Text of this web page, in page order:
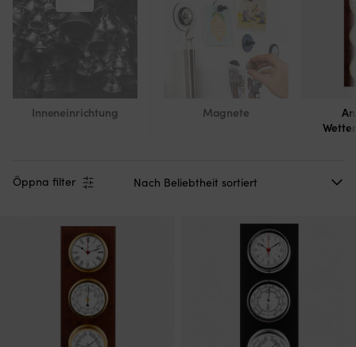
Inneneinrichtung Magnete
Öppna filter